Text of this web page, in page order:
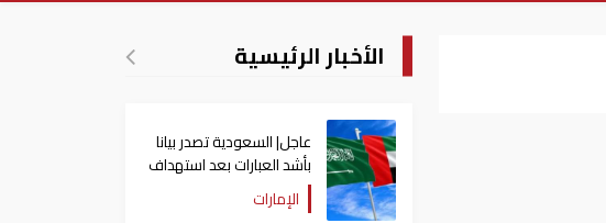
الأخبار الرئيسية
عاجل| السعودية تصدر بيانا
بأشد العبارات بعد استهداف
إيران لناقلة إماراتية
الإمارات